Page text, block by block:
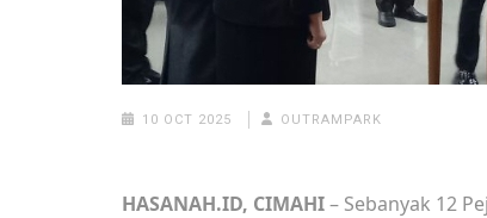
10 OCT 2025 OUTRAMPARK
HASANAH.ID, CIMAHI– Sebanyak 12